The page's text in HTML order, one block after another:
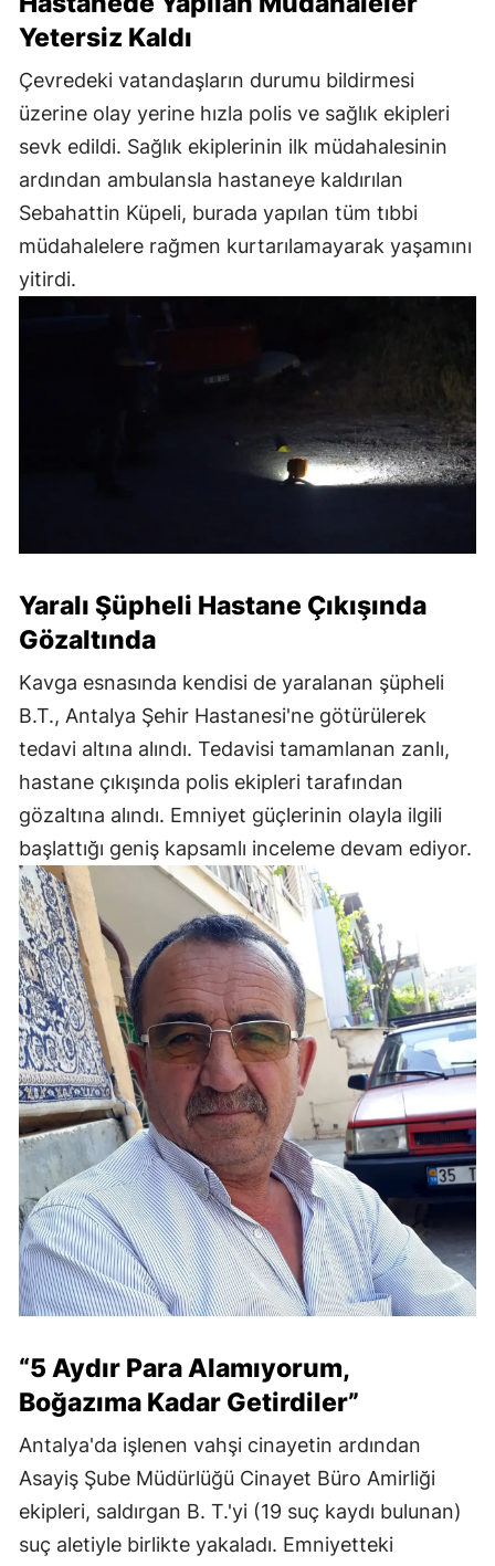
Yetersiz Kaldı
Çevredeki vatandaşların durumu bildirmesi
üzerine olay yerine hızla polis ve sağlık ekipleri
sevk edildi. Sağlık ekiplerinin ilk müdahalesinin
ardından ambulansla hastaneye kaldırılan
Sebahattin Küpeli, burada yapılan tüm tıbbi
müdahalelere rağmen kurtarılamayarak yaşamını
yitirdi.
Yaralı Şüpheli Hastane Çıkışında
Gözaltında
Kavga esnasında kendisi de yaralanan şüpheli
B.T., Antalya Şehir Hastanesi'ne götürülerek
tedavi altına alındı. Tedavisi tamamlanan zanlı,
hastane çıkışında polis ekipleri tarafından
gözaltına alındı. Emniyet güçlerinin olayla ilgili
başlattığı geniş kapsamlı inceleme devam ediyor.
“5 Aydır Para Alamıyorum,
Boğazıma Kadar Getirdiler”
Antalya'da işlenen vahşi cinayetin ardından
Asayiş Şube Müdürlüğü Cinayet Büro Amirliği
ekipleri, saldırgan B. T.'yi (19 suç kaydı bulunan)
suç aletiyle birlikte yakaladı. Emniyetteki